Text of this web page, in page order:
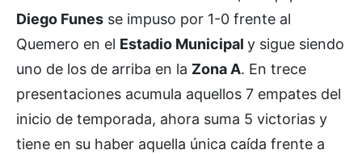
Diego Funes se impuso por 1-0 frente al
Quemero en el Estadio Municipal y sigue siendo
uno de los de arriba en la Zona A. En trece
presentaciones acumula aquellos 7 empates del
inicio de temporada, ahora suma 5 victorias y
tiene en su haber aquella única caída frente a